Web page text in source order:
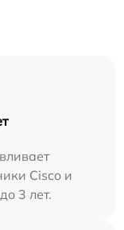
Cisco и
3 лет.